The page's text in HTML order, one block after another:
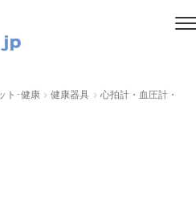
ト･健康 健康器具
心拍計・血圧計・